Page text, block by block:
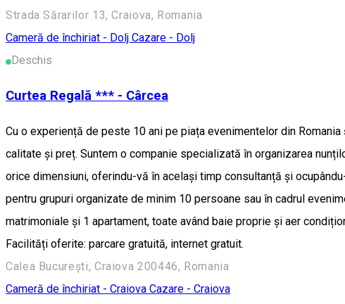
Strada Sărarilor 13, Craiova, Romania
Cameră de închiriat - Dolj Cazare - Dolj
Deschis
Curtea Regală *** - Cârcea
Cu o experiență de peste 10 ani pe piața evenimentelor din
calitate și preț. Suntem o companie specializată în organizarea
orice dimensiuni, oferindu-vă în același timp consultanță și
pentru grupuri organizate de minim 10 persoane sau în cadrul
matrimoniale și 1 apartament, toate având baie proprie și aer
Facilități oferite: parcare gratuită, internet gratuit.
Calea București, Craiova 200446, Romania
Cameră de închiriat - Craiova Cazare - Craiova